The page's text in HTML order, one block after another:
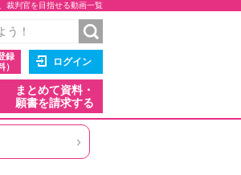
裁判官を目指せる動画一覧
録
）
ログイン
まとめて資料・
願書を請求する
›